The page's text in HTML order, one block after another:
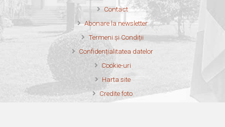
Contact
Abonare la newsletter
Termeni și Condiții
Confidențialitatea datelor
Cookie-uri
Harta site
Credite foto